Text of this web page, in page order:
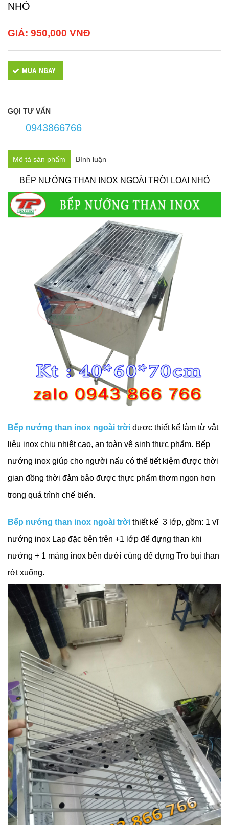
NHỎ
GIÁ: 950,000 VNĐ
MUA NGAY
GỌI TƯ VẤN
0943866766
Mô tả sản phẩm Bình luận
BẾP NƯỚNG THAN INOX NGOÀI TRỜI LOẠI NHỎ
Bếp nướng than inox ngoài trời được thiết kế làm từ vật
liệu inox chịu nhiệt cao, an toàn vệ sinh thực phẩm. Bếp
nướng inox giúp cho người nấu có thể tiết kiệm được thời
gian đồng thời đảm bảo được thực phẩm thơm ngon hơn
trong quá trình chế biến.
Bếp nướng than inox ngoài trời thiết kế 3 lớp, gồm: 1 vĩ
nướng inox Lap đặc bên trên +1 lớp để đựng than khi
nướng + 1 máng inox bên dưới cùng để đựng Tro bụi than
rớt xuống.